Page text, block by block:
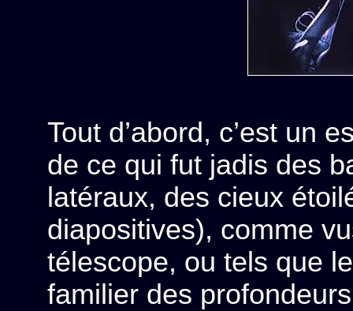
Tout d’abord, c’est un
de ce qui fut jadis des
latéraux, des cieux
diapositives), comme
télescope, ou tels que
familier des